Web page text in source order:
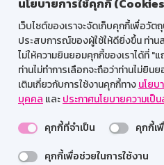
นโยบายการใช้คุกกี้
เว็บไซต์ของเราจะจัดเก็บคุกกี้เพื่อวั
ประสบการณ์ของผู้ใช้ให้ดียิ่งขึ้น ท่าน
ไม่ให้ความยินยอมคุกกี้ของเราได้ที่ "
ท่านไม่ทำการเลือกจะถือว่าท่านไม่ยิ
เติมเกี่ยวกับการใช้งานคุกกี้ทางนโย
บุคคล และประกาศนโยบายความเ
คุกกี้ที่จำเป็น
คุกกี้เ
คุกกี้เพื่อช่วยในการใช้งาน
GSB
สำหรับพ
Web HR
GSB
เข้าสู่ระบบ